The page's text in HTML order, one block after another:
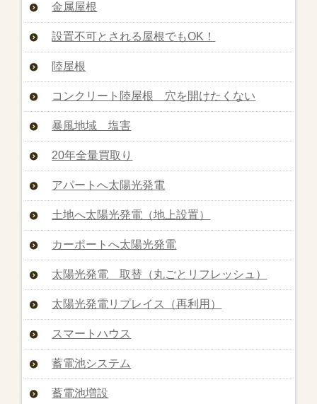
金属屋根
設置不可とされる屋根でもOK！
陸屋根
コンクリート陸屋根 穴を開けたくない
暴風地域 塩害
20年全量買取り
アパートへ太陽光発電
土地へ太陽光発電（地上設置）
カーポートへ太陽光発電
太陽光発電 取替（丸ごとリフレッシュ）
太陽光発電リプレイス（再利用）
スマートハウス
蓄電池システム
蓄電池増設